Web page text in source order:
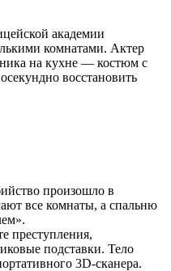
академии
комнатами. Актер
на кухне — костюм с
восстановить
произошло в
все комнаты, а спальню
преступления,
подставки. Тело
3D-сканера.